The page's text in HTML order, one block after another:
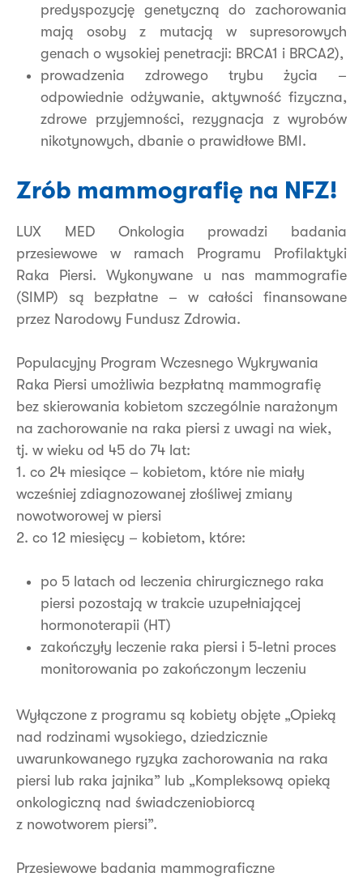
predyspozycję genetyczną do zachorowania
mają osoby z mutacją w supresorowych
genach o wysokiej penetracji: BRCA1 i BRCA2),
prowadzenia zdrowego trybu życia –
odpowiednie odżywanie, aktywność fizyczna,
zdrowe przyjemności, rezygnacja z wyrobów
nikotynowych, dbanie o prawidłowe BMI.
Zrób mammografię na NFZ!
LUX MED Onkologia prowadzi badania
przesiewowe w ramach Programu Profilaktyki
Raka Piersi. Wykonywane u nas mammografie
(SIMP) są bezpłatne – w całości finansowane
przez Narodowy Fundusz Zdrowia.
Populacyjny Program Wczesnego Wykrywania
Raka Piersi umożliwia bezpłatną mammografię
bez skierowania kobietom szczególnie narażonym
na zachorowanie na raka piersi z uwagi na wiek,
tj. w wieku od 45 do 74 lat:
1. co 24 miesiące – kobietom, które nie miały
wcześniej zdiagnozowanej złośliwej zmiany
nowotworowej w piersi
2. co 12 miesięcy – kobietom, które:
po 5 latach od leczenia chirurgicznego raka
piersi pozostają w trakcie uzupełniającej
hormonoterapii (HT)
zakończyły leczenie raka piersi i 5-letni proces
monitorowania po zakończonym leczeniu
Wyłączone z programu są kobiety objęte „Opieką
nad rodzinami wysokiego, dziedzicznie
uwarunkowanego ryzyka zachorowania na raka
piersi lub raka jajnika” lub „Kompleksową opieką
onkologiczną nad świadczeniobiorcą
z nowotworem piersi”.
Przesiewowe badania mammograficzne